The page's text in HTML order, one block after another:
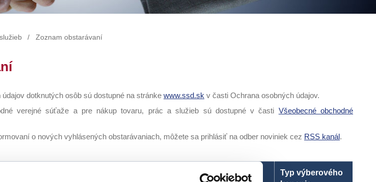
Zoznam obstarávaní
dotknutých osôb sú dostupné na stránke www.ssd.sk v časti Ochrana osobných údajov.
verejné súťaže a pre nákup tovaru, prác a služieb sú dostupné v časti Všeobecné obchodné
o nových vyhlásených obstarávaniach, môžete sa prihlásiť na odber noviniek cez RSS kanál.
Typ výberového